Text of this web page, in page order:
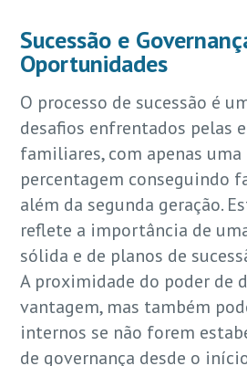
Sucessão e
Oportunidades
O processo de sucessão é
desafios enfrentados pelas
familiares, com apenas uma
percentagem conseguindo
além da segunda geração.
reflete a importância de
sólida e de planos de
A proximidade do poder de
vantagem, mas também
internos se não forem
de governança desde o